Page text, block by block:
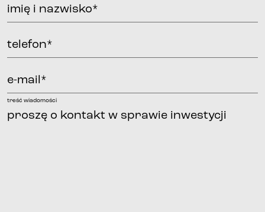
imię i nazwisko*
telefon*
e-mail*
treść wiadomości